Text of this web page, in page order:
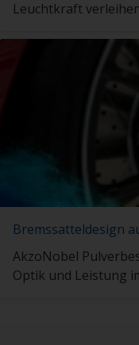
Leuchtkraft
Bremssatteldesign
AkzoNobel
Optik und Leistung